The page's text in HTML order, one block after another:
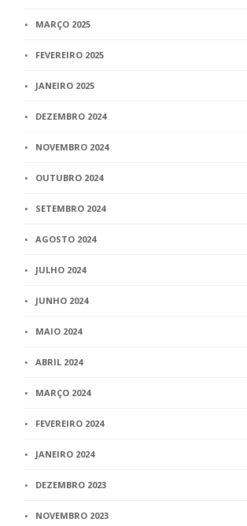
MARÇO 2025
FEVEREIRO 2025
JANEIRO 2025
DEZEMBRO 2024
NOVEMBRO 2024
OUTUBRO 2024
SETEMBRO 2024
AGOSTO 2024
JULHO 2024
JUNHO 2024
MAIO 2024
ABRIL 2024
MARÇO 2024
FEVEREIRO 2024
JANEIRO 2024
DEZEMBRO 2023
NOVEMBRO 2023